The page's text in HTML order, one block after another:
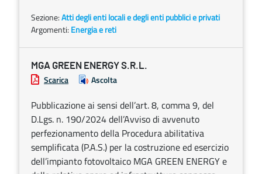
Sezione:Atti degli enti locali e degli enti pubblici e privati
Argomenti: Energia e reti
MGA GREEN ENERGY S.R.L.
Scarica Ascolta
Pubblicazione ai sensi dell’art. 8, comma 9, del
D.Lgs. n. 190/2024 dell’Avviso di avvenuto
perfezionamento della Procedura abilitativa
semplificata (P.A.S.) per la costruzione ed esercizio
dell’impianto fotovoltaico MGA GREEN ENERGY e